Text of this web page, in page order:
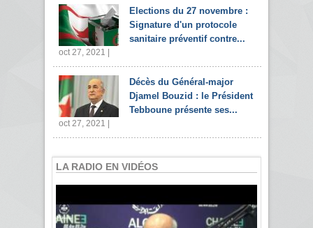
Elections du 27 novembre :
Signature d'un protocole
sanitaire préventif contre...
oct 27, 2021 |
Décès du Général-major
Djamel Bouzid : le Président
Tebboune présente ses...
oct 27, 2021 |
LA RADIO EN VIDÉOS